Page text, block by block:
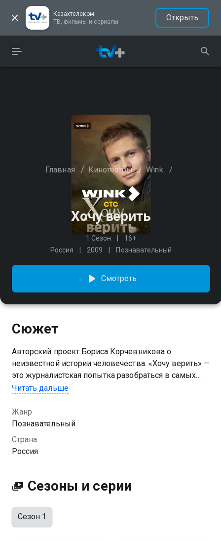
Казахтелеком
ТВ, фильмы и сериалы
Открыть
Главная / Кинотеатры / Wink /
Хочу верить
1 Сезон
16+
Россия
2009 Познавательный
Смотреть
Сюжет
Авторский проект Бориса Корчевникова о
неизвестной истории человечества. «Хочу верить» —
это журналистская попытка разобраться в самых
оглушительных тайнах истории, взгляд на мир, в
требует разгадок.
Читать дальше
Жанр
Познавательный
Страна
Россия
Сезоны и серии
Сезон 1